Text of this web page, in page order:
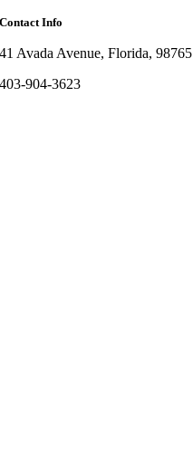
Contact Info
41 Avada Avenue, Florida, 98765
403-904-3623